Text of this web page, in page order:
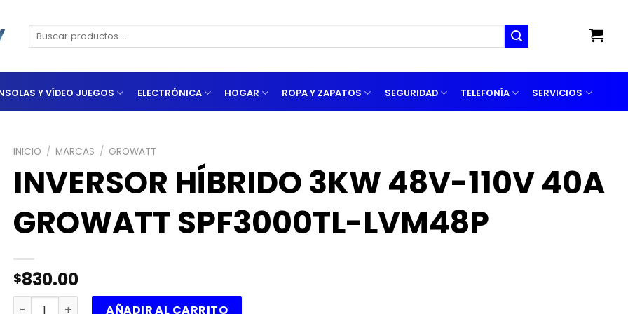
Buscar
Y VÍDEO JUEGOS ELECTRÓNICA HOGAR ROPA Y ZAPATOS SEGURIDAD TELEFONÍA SERVICIOS
INICIO / MARCAS / GROWATT
INVERSOR HÍBRIDO 3KW 48V-110V 40A
GROWATT SPF3000TL-LVM48P
$830.00
INVERSOR HÍBRIDO 3KW 48V-110V 40A GROWATT SPF3000TL-LVM48P cantidad
AÑADIR AL CARRITO